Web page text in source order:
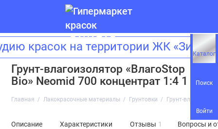
Каталог
Поиск
Войти
красок на территории ЖК
Грунт-влагоизолятор «ВлагоStop
Bio» Neomid 700 концентрат 1:4 1 л
Главная Лакокрасочные материалы Грунтовки Грунт-
Описание Характеристики Отзывы 1 Вопросы и